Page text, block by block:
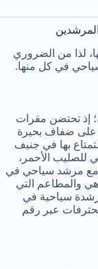
لذا من الضروري
في كل منها.
إذ تحتضن مقرات
على ضفاف بحيرة
بها في جنيف
للصليب الأحمر،
مع مرشد سياحي في
والمطاعم التي
سياحية في
عبر رقم